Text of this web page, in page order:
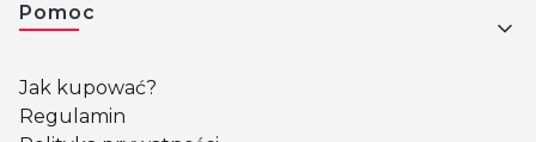
Pomoc
Jak kupować?
Regulamin